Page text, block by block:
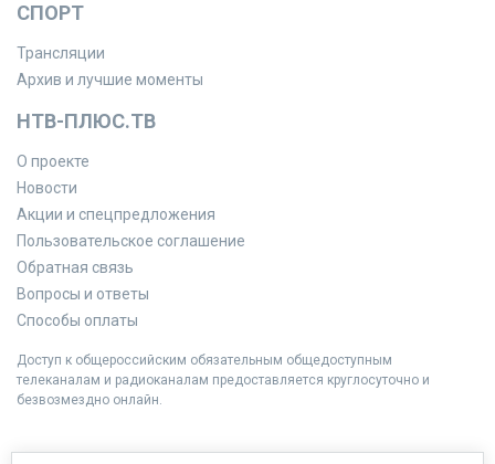
СПОРТ
Трансляции
Архив и лучшие моменты
НТВ-ПЛЮС.ТВ
О проекте
Новости
Акции и спецпредложения
Пользовательское соглашение
Обратная связь
Вопросы и ответы
Способы оплаты
Доступ к общероссийским обязательным общедоступным
телеканалам и радиоканалам предоставляется круглосуточно и
безвозмездно онлайн.